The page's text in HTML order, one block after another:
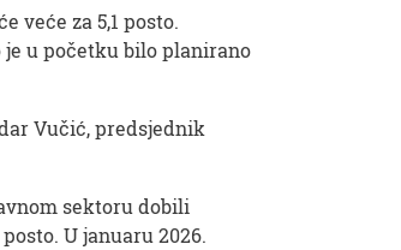
veće za 5,1 posto.
u početku bilo planirano
Vučić, predsjednik
sektoru dobili
U januaru 2026.